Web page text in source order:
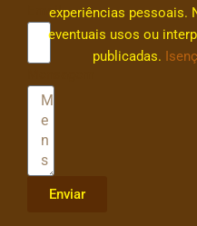
Email
Enviar
experiências pessoais.
eventuais usos ou
publicadas.